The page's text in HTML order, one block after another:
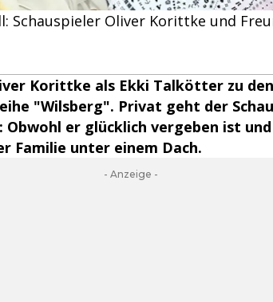
Schauspieler Oliver Korittke und
Korittke als Ekki Talkötter zu
"Wilsberg". Privat geht der
Obwohl er glücklich vergeben ist
Familie unter einem Dach.
- Anzeige -